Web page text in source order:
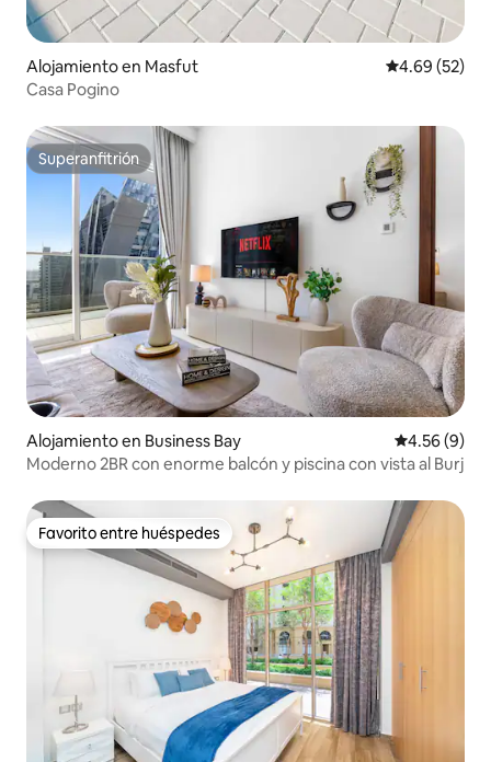
Alojamiento en Masfut Calificación
4.69 (52)
Casa Pogino
Superanfitrión
Superanfitrión
Alojamiento en Business Bay Calificación
4.56 (9)
Moderno 2BR con enorme balcón y piscina con vista al Burj
Favorito entre huéspedes
Favorito entre huéspedes